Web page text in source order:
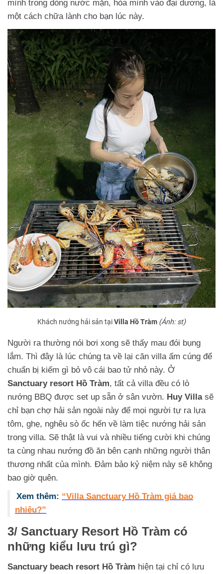
mình trong dòng nước mặn, hòa mình vào đại dương, là
một cách chữa lành cho bạn lúc này.
Khách nướng hải sản tạiVilla Hồ Tràm (Ảnh: st)
Người ra thường nói bơi xong sẽ thấy mau đói bụng
lắm. Thì đây là lúc chúng ta về lại căn villa ấm cúng để
chuẩn bị kiếm gì bỏ vô cái bao tử nhỏ này. Ở
Sanctuary resort Hồ Tràm, tất cả villa đều có lò
nướng BBQ được set up sẵn ở sân vườn. Huy Villasẽ
chỉ bạn chợ hải sản ngoài này để mọi người tự ra lựa
tôm, ghẹ, nghêu sò ốc hến về làm tiệc nướng hải sản
trong villa. Sẽ thật là vui và nhiều tiếng cười khi chúng
ta cùng nhau nướng đồ ăn bên cạnh những người thân
thương nhất của mình. Đảm bảo kỷ niệm này sẽ không
bao giờ quên.
Xem thêm: “Villa Sanctuary Hồ Tràm giá bao
nhiêu?”
3/ Sanctuary Resort Hồ Tràm có
những kiểu lưu trú gì?
Sanctuary beach resort Hồ Tràm hiện tại chỉ có lưu